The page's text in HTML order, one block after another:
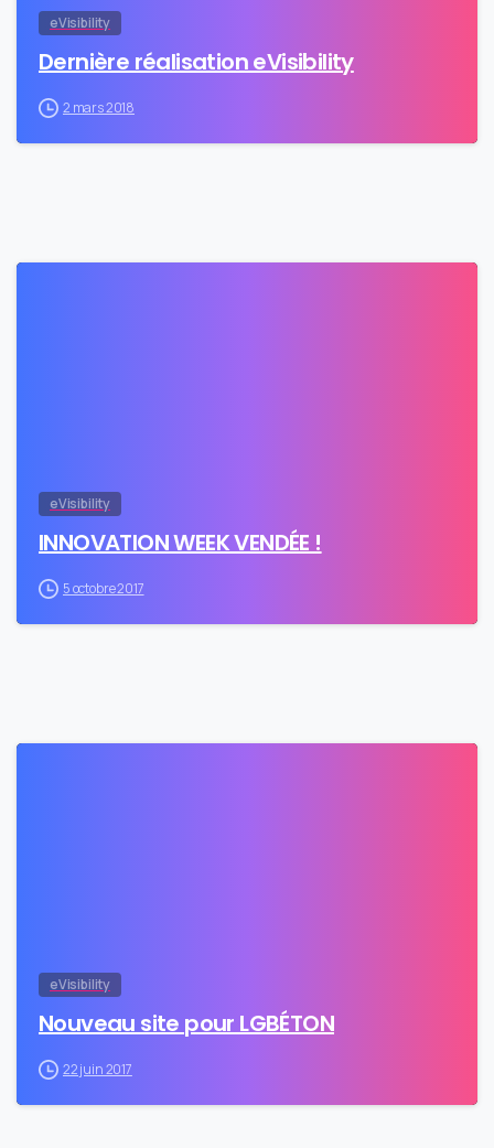
eVisibility
Dernière réalisation eVisibility
2 mars 2018
eVisibility
INNOVATION WEEK VENDÉE !
5 octobre 2017
eVisibility
Nouveau site pour LGBÉTON
22 juin 2017